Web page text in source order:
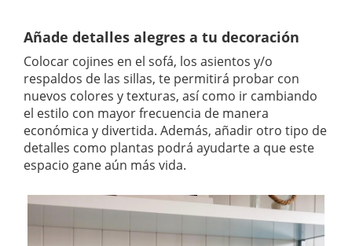
Añade detalles alegres a tu decoración
Colocar cojines en el sofá, los asientos y/o
respaldos de las sillas, te permitirá probar con
nuevos colores y texturas, así como ir cambiando
el estilo con mayor frecuencia de manera
económica y divertida. Además, añadir otro tipo de
detalles como plantas podrá ayudarte a que este
espacio gane aún más vida.